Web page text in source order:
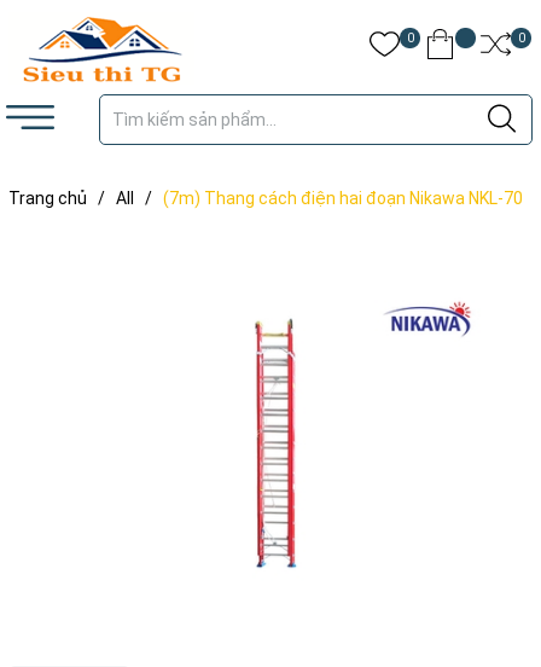
0 0
Trang chủ / All / (7m) Thang cách điện hai đoạn Nikawa NKL-70